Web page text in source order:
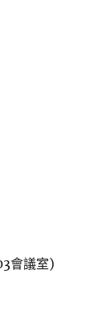
會議室)